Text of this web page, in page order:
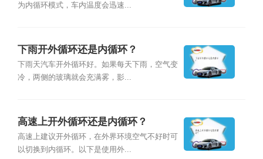
为内循环模式，车内温度会迅速...
下雨开外循环还是内循环？
下雨天汽车开外循环好。如果每天下雨，空气变
冷，两侧的玻璃就会充满雾，影...
高速上开外循环还是内循环？
高速上建议开外循环，在外界环境空气不好时可
以切换到内循环。以下是使用外...